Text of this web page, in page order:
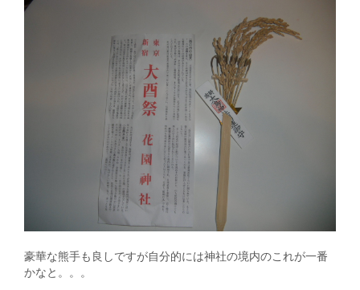
豪華な熊手も良しですが自分的には神社の境内のこれが一番
かなと。。。